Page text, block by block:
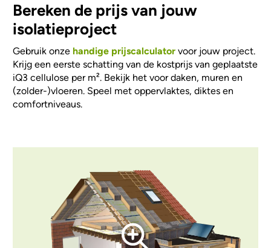
Bereken de prijs van jouw
isolatieproject
Gebruik onze handige prijscalculator voor jouw project.
Krijg een eerste schatting van de kostprijs van geplaatste
iQ3 cellulose per m². Bekijk het voor daken, muren en
(zolder-)vloeren. Speel met oppervlaktes, diktes en
comfortniveaus.